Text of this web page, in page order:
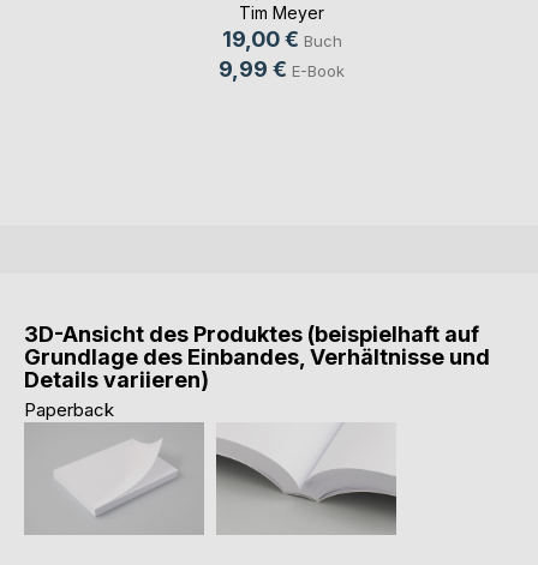
Tim Meyer
19,00 € Buch
9,99 € E-Book
3D-Ansicht des Produktes (beispielhaft auf
Grundlage des Einbandes, Verhältnisse und
Details variieren)
Paperback